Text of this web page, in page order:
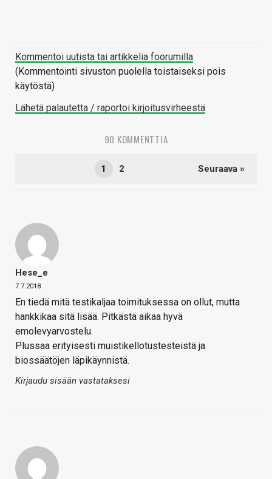
Kommentoi uutista tai artikkelia foorumilla
(Kommentointi sivuston puolella toistaiseksi pois
käytöstä)
Lähetä palautetta / raportoi kirjoitusvirheestä
90 KOMMENTTIA
1 2 Seuraava »
Hese_e
7.7.2018
En tiedä mitä testikaljaa toimituksessa on ollut, mutta
hankkikaa sitä lisää. Pitkästä aikaa hyvä
emolevyarvostelu.
Plussaa erityisesti muistikellotustesteistä ja
biossäätöjen läpikäynnistä.
Kirjaudu sisään vastataksesi